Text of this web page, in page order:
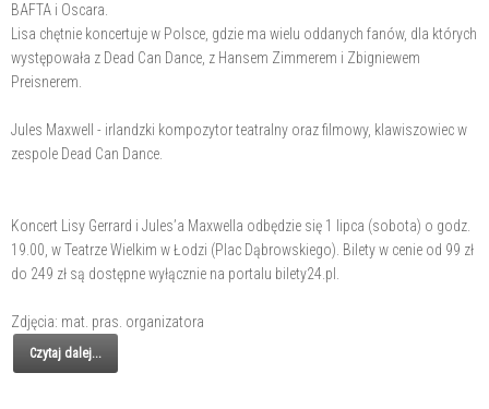
BAFTA i Oscara.
Lisa chętnie koncertuje w Polsce, gdzie ma wielu oddanych fanów, dla których
występowała z Dead Can Dance, z Hansem Zimmerem i Zbigniewem
Preisnerem.
Jules Maxwell - irlandzki kompozytor teatralny oraz filmowy, klawiszowiec w
zespole Dead Can Dance.
Koncert Lisy Gerrard i Jules’a Maxwella odbędzie się 1 lipca (sobota) o godz.
19.00, w Teatrze Wielkim w Łodzi (Plac Dąbrowskiego). Bilety w cenie od 99 zł
do 249 zł są dostępne wyłącznie na portalu bilety24.pl.
Zdjęcia: mat. pras. organizatora
Czytaj dalej...